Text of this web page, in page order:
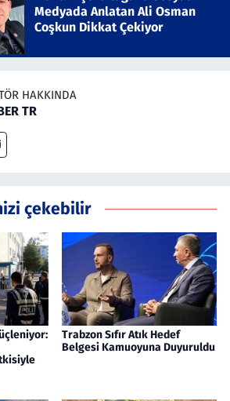
Medyada Anlatan Ali Osman
Coşkun Dikkat Çekiyor
HAKKINDA
TR
çekebilir
Trabzon Sıfır Atık Hedef
Belgesi Kamuoyuna Duyuruldu